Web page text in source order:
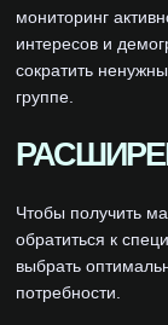
мониторинг
интересов и
сократить
группе.
Чтобы получить
обратиться к
выбрать
потребности.